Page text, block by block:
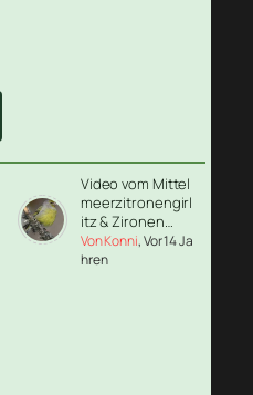
Video vom Mittel
meerzitronengirl
itz & Zironen…
Von Konni, Vor 14 Ja
hren